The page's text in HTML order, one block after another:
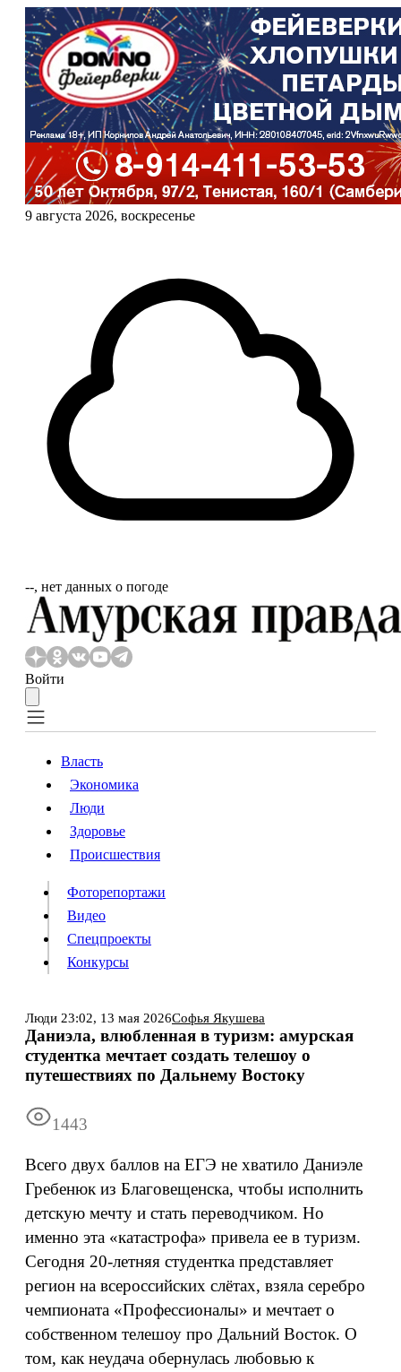
9 августа 2026, воскресенье
‐‐, нет данных о погоде
Войти
Власть
Происшествия
Видео
Конкурсы
Информация Реклама Все новости Архив
Власть
Экономика
Люди
Здоровье
Происшествия
Фоторепортажи
Видео
Спецпроекты
Конкурсы
Люди 23:02, 13 мая 2026Софья Якушева
Даниэла, влюбленная в туризм: амурская
студентка мечтает создать телешоу о
путешествиях по Дальнему Востоку
1443
Всего двух баллов на ЕГЭ не хватило Даниэле
Гребенюк из Благовещенска, чтобы исполнить
детскую мечту и стать переводчиком. Но
именно эта «катастрофа» привела ее в туризм.
Сегодня 20‑летняя студентка представляет
регион на всероссийских слётах, взяла серебро
чемпионата «Профессионалы» и мечтает о
собственном телешоу про Дальний Восток. О
том, как неудача обернулась любовью к